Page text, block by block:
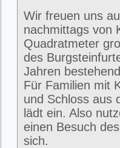
Wir freuen uns
nachmittags von
Quadratmeter
des
Jahren
Für Familien mit
und Schloss aus
lädt ein. Also
einen Besuch
sich.